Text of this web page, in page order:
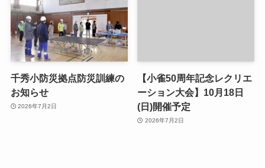
千秀小防災拠点防災訓練の
お知らせ
2026年7月2日
【小雀50周年記念レクリエ
ーション大会】10月18日
(日)開催予定
2026年7月2日